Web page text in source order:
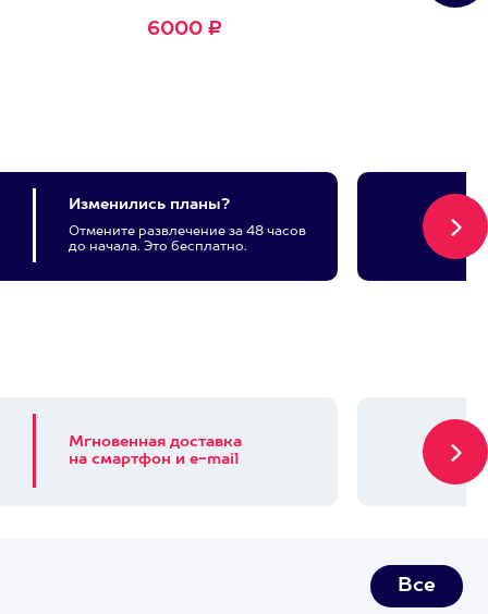
6000 ₽
Изменились планы?
Отмените развлечение за 48 часов
до начала. Это бесплатно.
Мгновенная доставка
на смартфон и e-mail
Все